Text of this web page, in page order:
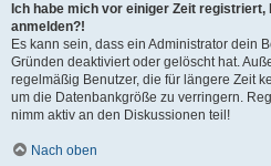
Ich habe mich vor einiger Zeit
anmelden?!
Es kann sein, dass ein Administrator dein
Gründen deaktiviert oder gelöscht hat.
regelmäßig Benutzer, die für längere Zeit
um die Datenbankgröße zu verringern.
nimm aktiv an den Diskussionen teil!
Nach oben